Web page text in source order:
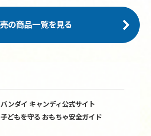
バンダイ キャンディ公式サイト
子どもを守る おもちゃ安全ガイド